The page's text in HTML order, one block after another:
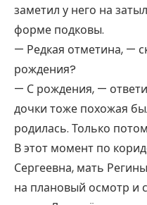
заметил у него на
форме подковы.
— Редкая отметина, —
рождения?
— С рождения, —
дочки тоже похожая
родилась. Только
В этот момент по
Сергеевна, мать
на плановый осмотр и